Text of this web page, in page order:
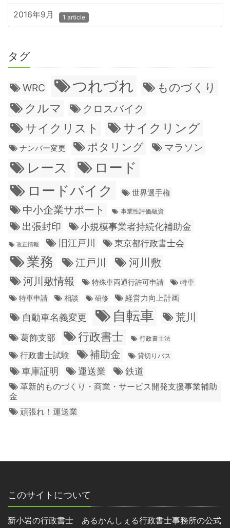
2016年9月 1 article
タグ
WRC つれづれ ものづくり
クルマ クロスバイク
サイクリスト サイクリング
ナンバー変更 ポタリング マラソン
レース
ロード
ロードバイク
世界選手権
中小企業サポート 事業性評価融資
出張封印 小規模事業者持続化補助金
改正情報 旧江戸川 東京都行政書士会
業務 江戸川
河川敷
河川敷情報
特殊車両通行許可申請
特車
特車申請
相談 研修 経営力向上計画
自動車名義変更 自転車 荒川
葛飾支部 行政書士 行政書士法
行政書士試験 補助金 貸切りバス
車庫証明 運送業 鉄道
革新的ものづくり・商業・サービス開発支援事業補助
金
頑張れ！運送業
このサイトについて
新小岩の行政書士 あるかんしぇる行政書士事務所の公式